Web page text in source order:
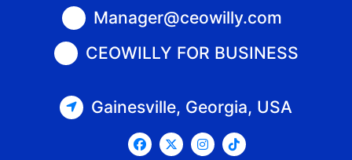
contenido
Manager@ceowilly.com
CEOWILLY FOR BUSINESS
Gainesville, Georgia, USA